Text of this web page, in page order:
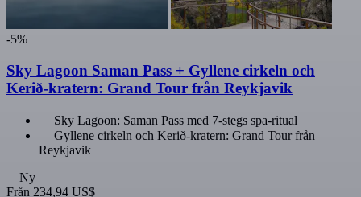
-5%
Sky Lagoon Saman Pass + Gyllene cirkeln och
Kerið-kratern: Grand Tour från Reykjavik
Sky Lagoon: Saman Pass med 7-stegs spa-ritual
Gyllene cirkeln och Kerið-kratern: Grand Tour från
Reykjavik
Ny
Från 234,94 US$